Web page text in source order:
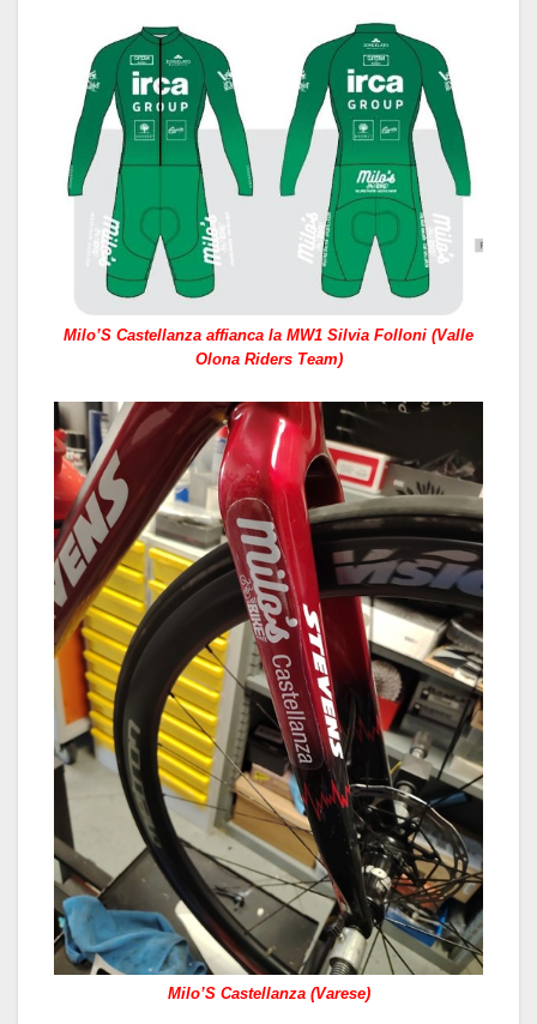
Milo’S Castellanza affianca la MW1 Silvia Folloni (Valle
Olona Riders Team)
Milo’S Castellanza (Varese)